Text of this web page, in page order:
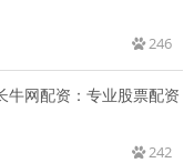
246
牛网配资：专业股票配资
242